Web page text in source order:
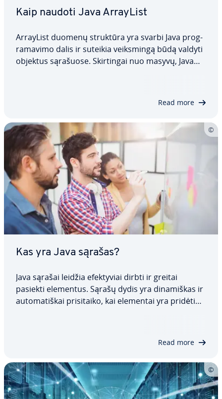
Kaip naudoti Java ArrayList
ArrayList duomenų struktūra yra svarbi Java prog­
ra­ma­vi­mo dalis ir suteikia veiks­min­gą būdą valdyti
objektus sąrašuose. Skir­tin­gai nuo masyvų, Java
Read more
Kas yra Java sąrašas?
Java sąrašai leidžia efek­ty­viai dirbti ir greitai
pasiekti elementus. Sąrašų dydis yra di­na­miš­kas ir
au­to­ma­tiš­kai pri­si­tai­ko, kai elementai yra pridėti
Read more